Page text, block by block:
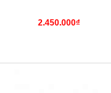
2.450.000₫